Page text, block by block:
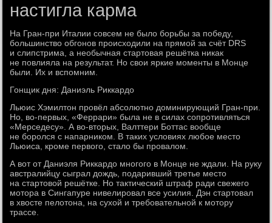
настигла карма
На Гран-при Италии совсем не было борьбы за победу,
большинство обгонов происходили на прямой за счёт DRS
и слипстрима, а необычная стартовая решётка никак
не повлияла на результат. Но свои яркие моменты в Монце
были. Их и вспомним.
Гонщик дня: Даниэль Риккардо
Льюис Хэмилтон провёл абсолютно доминирующий Гран-при.
Но, во-первых, «Феррари» была не в силах сопротивляться
«Мерседесу». А во-вторых, Валттери Боттас вообще
не боролся с напарником. В таких условиях любое место
Льюиса, кроме первого, стало бы провалом.
А вот от Даниэля Риккардо многого в Монце не ждали. На руку
австралийцу сыграл дождь, подаривший третье место
на стартовой решётке. Но тактический штраф ради свежего
мотора в Сингапуре нивелировал все усилия. Дэн стартовал
в хвосте пелотона, на сухой и требовательной к мотору
трассе.